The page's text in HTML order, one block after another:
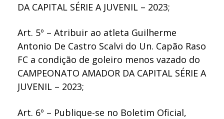
DA CAPITAL SÉRIE A JUVENIL – 2023;
Art. 5º – Atribuir ao atleta Guilherme
Antonio De Castro Scalvi do Un. Capão Raso
FC a condição de goleiro menos vazado do
CAMPEONATO AMADOR DA CAPITAL SÉRIE A
JUVENIL – 2023;
Art. 6º – Publique-se no Boletim Oficial,